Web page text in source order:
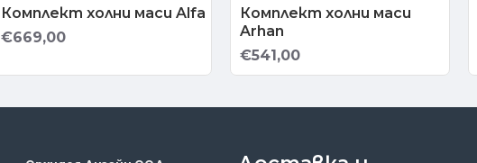
Комплект холни маси Alfa
€669,00
Комплект холни маси
Arhan
€541,00